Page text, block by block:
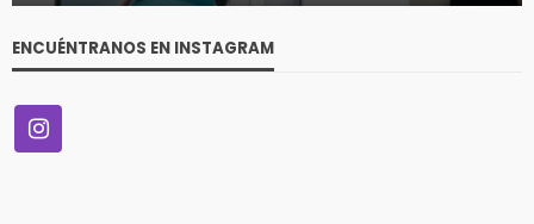
ENCUÉNTRANOS EN INSTAGRAM